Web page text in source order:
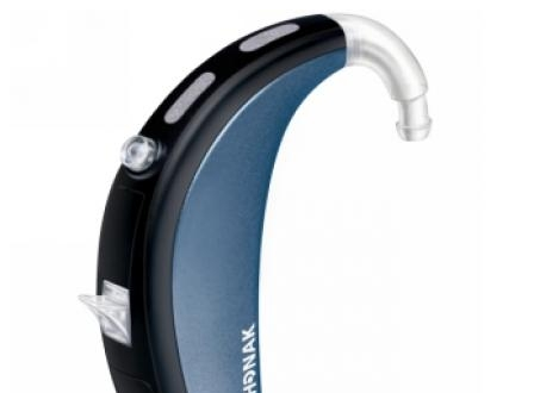
Signia hoortoestellenSignia Pure BCT IX Signia Silk IX
Audio Service R LI 7
HoortoestelbatterijenWidex filters Filters
Onderhoudsartikelen
Signia Active Mini IX - Oplaadbaar
De Signia Active Mini IX is het nieuwste hoortoestel van Signia.